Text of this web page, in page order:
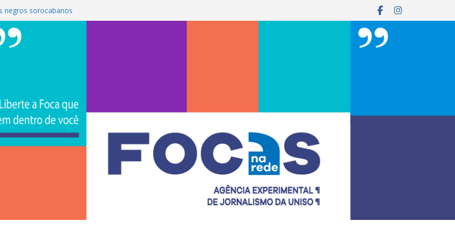
negros sorocabanos
é a terceira artista do #ConviteMPB do
Brasil 2026 promove integração, ciência e
na Uniso